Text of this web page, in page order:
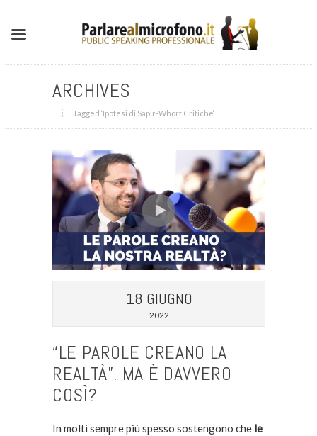
ARCHIVES
Tagged ‘Ipotesi di Sapir-Whorf Critiche‘
18 GIUGNO
2022
“LE PAROLE CREANO LA
REALTÀ”. MA È DAVVERO
COSÌ?
In molti sempre più spesso sostengono chele